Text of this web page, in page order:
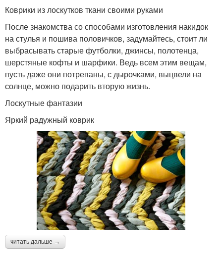
Коврики из лоскутков ткани своими руками
После знакомства со способами изготовления накидок
на стулья и пошива половичков, задумайтесь, стоит ли
выбрасывать старые футболки, джинсы, полотенца,
шерстяные кофты и шарфики. Ведь всем этим вещам,
пусть даже они потрепаны, с дырочками, выцвели на
солнце, можно подарить вторую жизнь.
Лоскутные фантазии
Яркий радужный коврик
читать дальше →